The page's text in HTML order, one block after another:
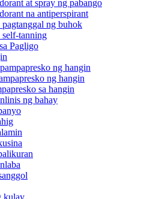
at spray ng pabango
na antiperspirant
pagtanggal ng buhok
self-tanning
Pagligo
ng hangin
ng hangin
sa hangin
ng bahay
kulay